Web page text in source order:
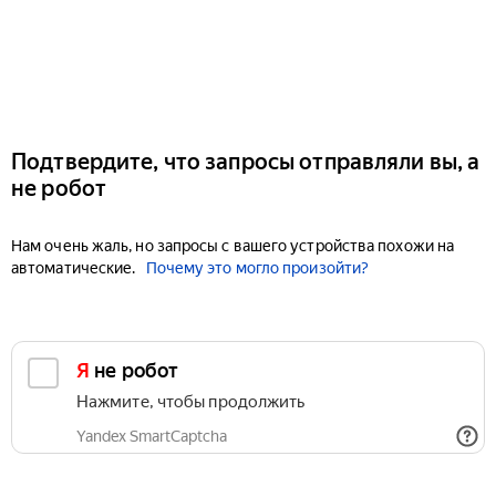
Подтвердите, что запросы отправляли вы, а
не робот
Нам очень жаль, но запросы с вашего устройства похожи на
автоматические.
Почему это могло произойти?
Я не робот
Нажмите, чтобы продолжить
Yandex SmartCaptcha